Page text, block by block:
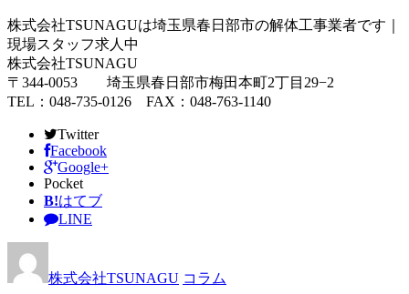
株式会社TSUNAGUは埼玉県春日部市の解体工事業者です｜
現場スタッフ求人中
株式会社TSUNAGU
〒344-0053 埼玉県春日部市梅田本町2丁目29−2
TEL：048-735-0126 FAX：048-763-1140
Twitter
Facebook
Google+
Pocket
B!はてブ
LINE
株式会社TSUNAGU コラム